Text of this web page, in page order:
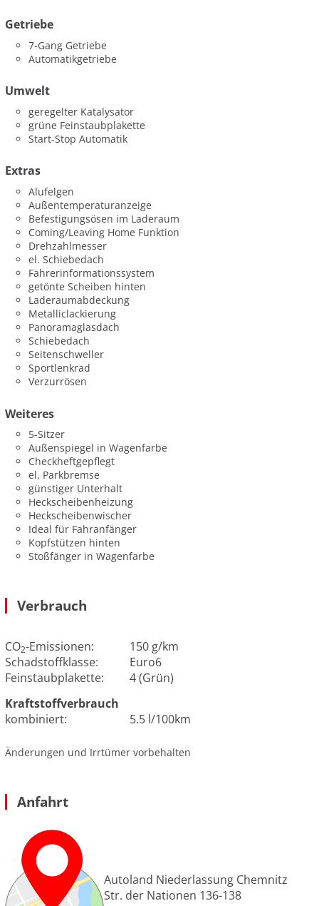
Getriebe
7-Gang Getriebe
Automatikgetriebe
Umwelt
geregelter Katalysator
grüne Feinstaubplakette
Start-Stop Automatik
Extras
Alufelgen
Außentemperaturanzeige
Befestigungsösen im Laderaum
Coming/Leaving Home Funktion
Drehzahlmesser
el. Schiebedach
Fahrerinformationssystem
getönte Scheiben hinten
Laderaumabdeckung
Metalliclackierung
Panoramaglasdach
Schiebedach
Seitenschweller
Sportlenkrad
Verzurrösen
Weiteres
5-Sitzer
Außenspiegel in Wagenfarbe
Checkheftgepflegt
el. Parkbremse
günstiger Unterhalt
Heckscheibenheizung
Heckscheibenwischer
Ideal für Fahranfänger
Kopfstützen hinten
Stoßfänger in Wagenfarbe
Verbrauch
CO2-Emissionen:
150 g/km
Schadstoffklasse:
Euro6
Feinstaubplakette:
4 (Grün)
Kraftstoffverbrauch
kombiniert:
5.5 l/100km
Änderungen und Irrtümer vorbehalten
Anfahrt
Autoland Niederlassung Chemnitz
Str. der Nationen 136-138